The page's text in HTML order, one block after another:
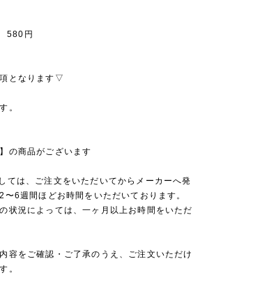
580円
となります▽
。
の商品がございます
ては、ご注文をいただいてからメーカーへ発
6週間ほどお時間をいただいております。
状況によっては、一ヶ月以上お時間をいただ
容をご確認・ご了承のうえ、ご注文いただけ
。